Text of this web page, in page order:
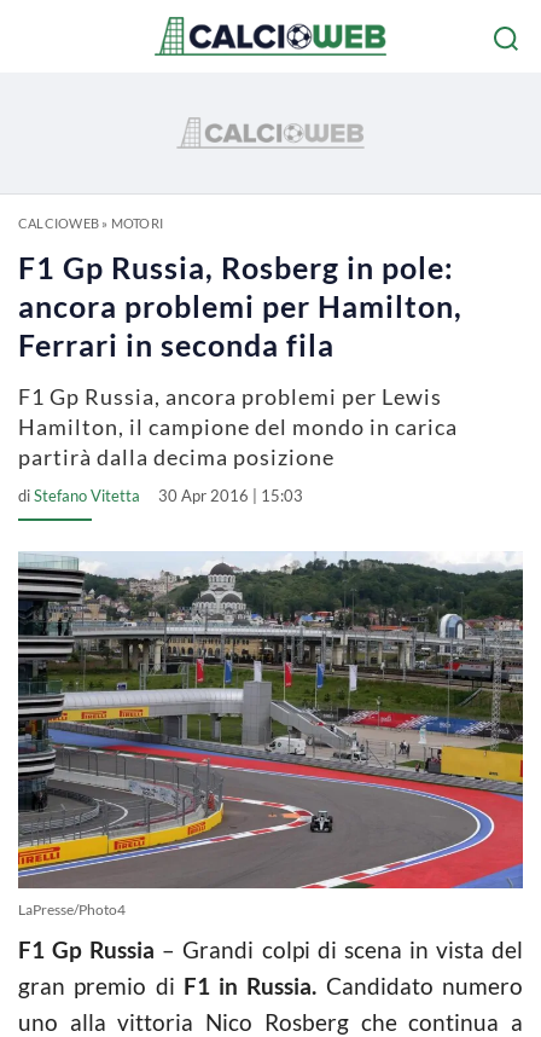
CALCIOWEB» MOTORI
F1 Gp Russia, Rosberg in pole:
ancora problemi per Hamilton,
Ferrari in seconda fila
F1 Gp Russia, ancora problemi per Lewis
Hamilton, il campione del mondo in carica
partirà dalla decima posizione
diStefano Vitetta 30 Apr 2016 | 15:03
LaPresse/Photo4
F1 Gp Russia – Grandi colpi di scena in vista del
gran premio di F1 in Russia. Candidato numero
uno alla vittoria Nico Rosberg che continua a